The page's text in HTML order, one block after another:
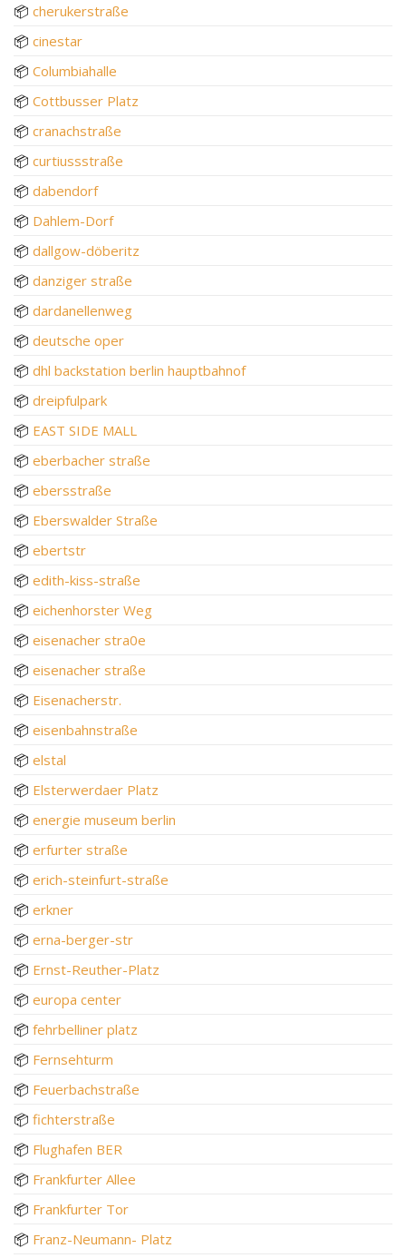
📦 cherukerstraße
📦 cinestar
📦 Columbiahalle
📦 Cottbusser Platz
📦 cranachstraße
📦 curtiussstraße
📦 dabendorf
📦 Dahlem-Dorf
📦 dallgow-döberitz
📦 danziger straße
📦 dardanellenweg
📦 deutsche oper
📦 dhl backstation berlin hauptbahnof
📦 dreipfulpark
📦 EAST SIDE MALL
📦 eberbacher straße
📦 ebersstraße
📦 Eberswalder Straße
📦 ebertstr
📦 edith-kiss-straße
📦 eichenhorster Weg
📦 eisenacher stra0e
📦 eisenacher straße
📦 Eisenacherstr.
📦 eisenbahnstraße
📦 elstal
📦 Elsterwerdaer Platz
📦 energie museum berlin
📦 erfurter straße
📦 erich-steinfurt-straße
📦 erkner
📦 erna-berger-str
📦 Ernst-Reuther-Platz
📦 europa center
📦 fehrbelliner platz
📦 Fernsehturm
📦 Feuerbachstraße
📦 fichterstraße
📦 Flughafen BER
📦 Frankfurter Allee
📦 Frankfurter Tor
📦 Franz-Neumann- Platz